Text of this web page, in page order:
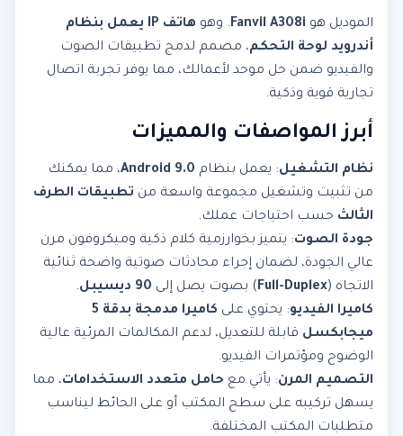
الموديل هو Fanvil A308i. وهو
هاتف IP يعمل بنظام
أندرويد لوحة التحكم، مصمم لدمج تطبيقات الصوت
والفيديو ضمن حل موحد لأعمالك، مما يوفر تجربة اتصال
تجارية قوية وذكية.
أبرز المواصفات والمميزات
نظام التشغيل: يعمل بنظام Android 9.0، مما يمكنك
من تثبيت وتشغيل مجموعة واسعة من تطبيقات الطرف
الثالث حسب احتياجات عملك.
جودة الصوت: يتميز بخوارزمية كلام ذكية وميكروفون مرن
عالي الجودة، لضمان إجراء محادثات صوتية واضحة ثنائية
الاتجاه (Full-Duplex) بصوت يصل إلى 90 ديسيبل
.
كاميرا الفيديو: يحتوي على
كاميرا مدمجة بدقة 5
ميجابكسل قابلة للتعديل، لدعم المكالمات المرئية عالية
الوضوح ومؤتمرات الفيديو.
التصميم المرن: يأتي مع حامل متعدد الاستخدامات، مما
يسهل تركيبه على سطح المكتب أو على الحائط ليناسب
متطلبات المكتب المختلفة.